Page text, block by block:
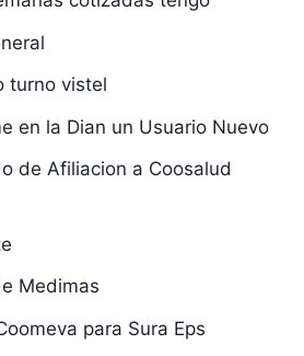
turno vistel
en la Dian un Usuario Nuevo
de Afiliacion a Coosalud
Medimas
para Sura Eps